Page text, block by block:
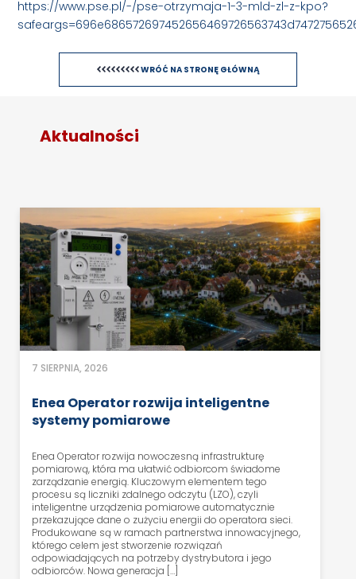
https://www.pse.pl/-/pse-otrzymaja-1-3-mld-zl-z-kpo?
WRÓĆ NA STRONĘ GŁÓWNĄ
Aktualności
7 SIERPNIA, 2026
Enea Operator rozwija inteligentne
systemy pomiarowe
Enea Operator rozwija nowoczesną infrastrukturę
pomiarową, która ma ułatwić odbiorcom świadome
zarządzanie energią. Kluczowym elementem tego
procesu są liczniki zdalnego odczytu (LZO), czyli
inteligentne urządzenia pomiarowe automatycznie
przekazujące dane o zużyciu energii do operatora sieci.
Produkowane są w ramach partnerstwa innowacyjnego,
którego celem jest stworzenie rozwiązań
odpowiadających na potrzeby dystrybutora i jego
odbiorców. Nowa generacja […]